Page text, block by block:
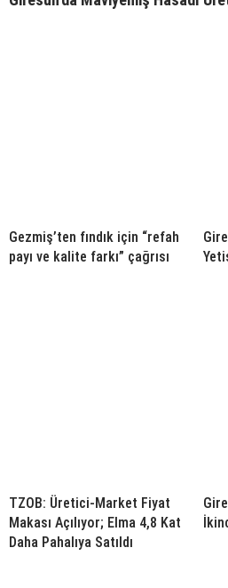
Gezmiş’ten fındık için “refah
payı ve kalite farkı” çağrısı
TZOB: Üretici-Market Fiyat
Makası Açılıyor; Elma 4,8 Kat
Daha Pahalıya Satıldı